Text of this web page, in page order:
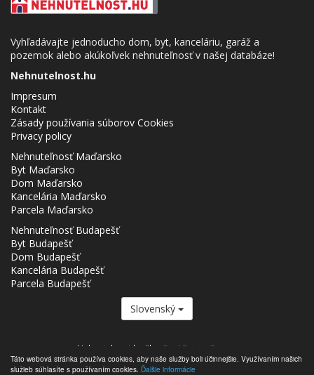
Táto webová stránka používa cookies, aby naše služby boli účinnejšie. Využívaním našich
služieb súhlasíte s používaním cookies. Ďalšie informácie
Vyhľadávajte jednoducho dom, byt, kanceláriu, garáž a
pozemok alebo akúkoľvek nehnuteľnosť v našej databáze!
Nehnutelnost.hu
Impresum
Kontakt
Zásady používania súborov Cookies
Privacy policy
Nehnuteľnosť Maďarsko
Byt Maďarsko
Dom Maďarsko
Kancelária Maďarsko
Parcela Maďarsko
Nehnuteľnosť Budapešť
Byt Budapešť
Dom Budapešť
Kancelária Budapešť
Parcela Budapešť
Slovenský
Nehnutelnost.hu člen Real Estate Group.